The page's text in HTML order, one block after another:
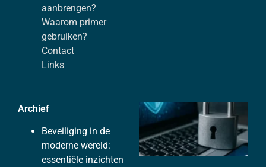
aanbrengen?
Waarom primer
gebruiken?
Contact
Links
Archief
Beveiliging in de
moderne wereld:
essentiële inzichten